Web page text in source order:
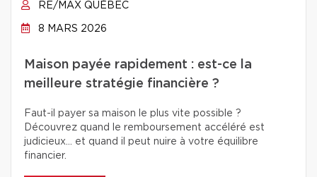
RE/MAX QUÉBEC
8 MARS 2026
Maison payée rapidement : est-ce la
meilleure stratégie financière ?
Faut-il payer sa maison le plus vite possible ?
Découvrez quand le remboursement accéléré est
judicieux… et quand il peut nuire à votre équilibre
financier.